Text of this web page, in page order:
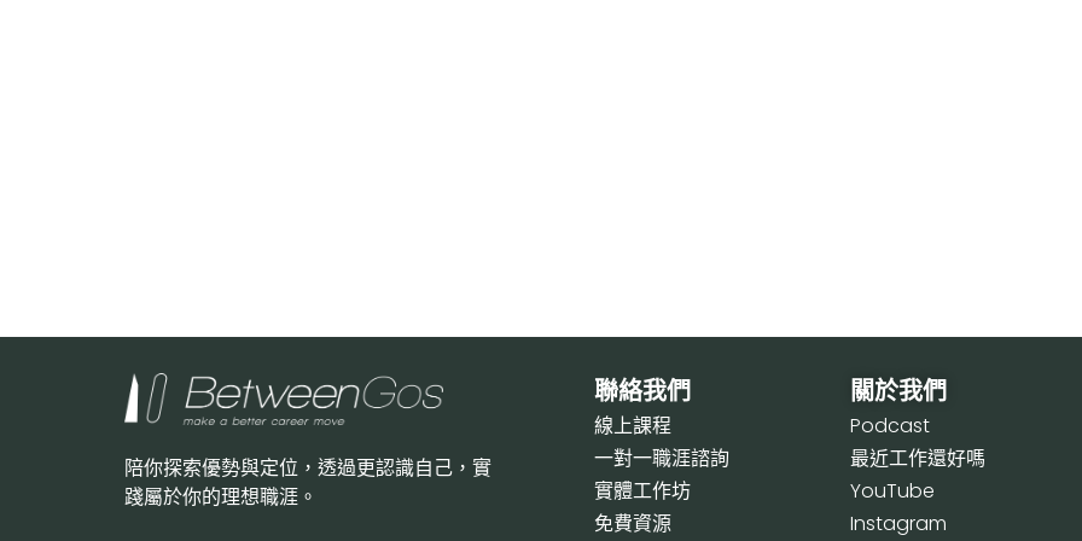
陪你探索優勢與定位，透過更認識自己，實
踐屬於你的理想職涯。
聯絡我們
線上課程
一對一職涯諮詢
實體工作坊
免費資源
關於我們
Podcast
最近工作還好嗎
YouTube
Instagram